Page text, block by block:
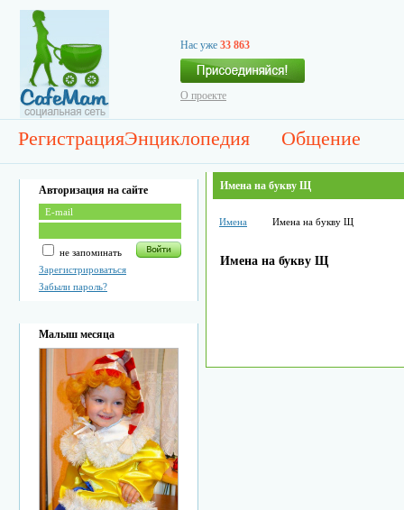
Нас уже 33 863
О проекте
РегистрацияЭнциклопедия Общение
Авторизация на сайте
не запоминать
Зарегистрироваться
Забыли пароль?
Малыш месяца
Имена на букву Щ
Имена Имена на букву Щ
Имена на букву Щ